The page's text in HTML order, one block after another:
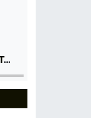
DENİZ BARIŞ ÇATAL